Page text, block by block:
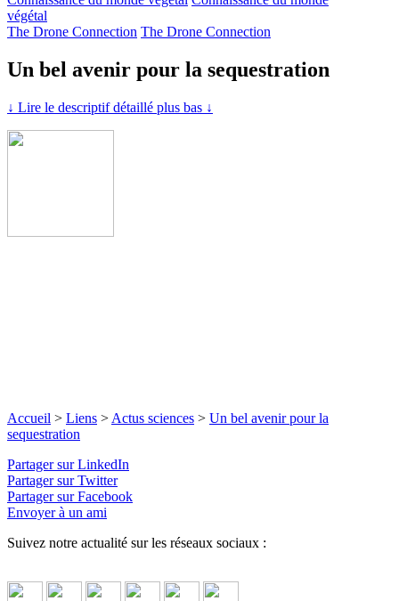
végétal
The Drone Connection The Drone Connection
Un bel avenir pour la sequestration
↓ Lire le descriptif détaillé plus bas ↓
Accueil > Liens > Actus sciences > Un bel avenir pour la
sequestration
Partager sur LinkedIn
Partager sur Twitter
Partager sur Facebook
Envoyer à un ami
Suivez notre actualité sur les réseaux sociaux :